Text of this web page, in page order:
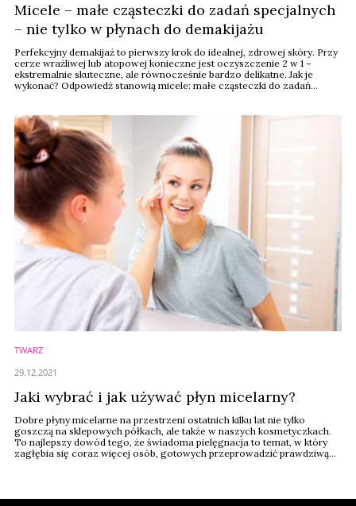
Micele – małe cząsteczki do zadań specjalnych
– nie tylko w płynach do demakijażu
Perfekcyjny demakijaż to pierwszy krok do idealnej, zdrowej skóry. Przy
cerze wrażliwej lub atopowej konieczne jest oczyszczenie 2 w 1 –
ekstremalnie skuteczne, ale równocześnie bardzo delikatne. Jak je
wykonać? Odpowiedź stanowią micele: małe cząsteczki do zadań
TWARZ
Jaki wybrać i jak używać płyn micelarny?
Dobre płyny micelarne na przestrzeni ostatnich kilku lat nie tylko
goszczą na sklepowych półkach, ale także w naszych kosmetyczkach.
To najlepszy dowód tego, że świadoma pielęgnacja to temat, w który
zagłębia się coraz więcej osób, gotowych przeprowadzić prawdziwą
29.12.2021